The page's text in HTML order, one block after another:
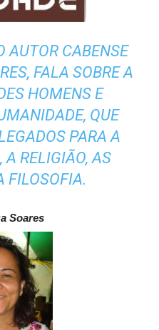
AUTOR CABENSE
FALA SOBRE A
HOMENS E
QUE
PARA A
A RELIGIÃO, AS
FILOSOFIA.
Soares